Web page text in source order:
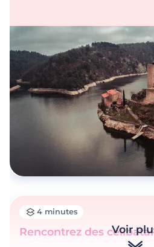
4 minutes
Rencontrez des Voir